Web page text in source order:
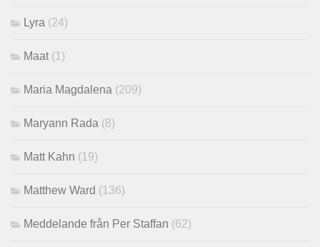
Lyra (24)
Maat (1)
Maria Magdalena (209)
Maryann Rada (8)
Matt Kahn (19)
Matthew Ward (136)
Meddelande från Per Staffan (62)